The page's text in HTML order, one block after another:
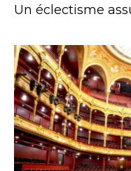
Un éclectisme